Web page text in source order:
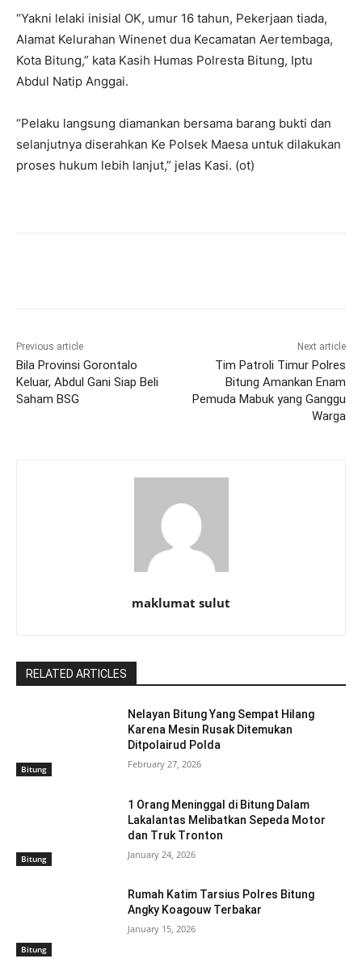
“Yakni lelaki inisial OK, umur 16 tahun, Pekerjaan tiada,
Alamat Kelurahan Winenet dua Kecamatan Aertembaga,
Kota Bitung,” kata Kasih Humas Polresta Bitung, Iptu
Abdul Natip Anggai.
“Pelaku langsung diamankan bersama barang bukti dan
selanjutnya diserahkan Ke Polsek Maesa untuk dilakukan
proses hukum lebih lanjut,” jelas Kasi. (ot)
Previous article
Bila Provinsi Gorontalo
Keluar, Abdul Gani Siap Beli
Saham BSG
Next article
Tim Patroli Timur Polres
Bitung Amankan Enam
Pemuda Mabuk yang Ganggu
Warga
maklumat sulut
RELATED ARTICLES
Bitung
Nelayan Bitung Yang Sempat Hilang
Karena Mesin Rusak Ditemukan
Ditpolairud Polda
February 27, 2026
Bitung
1 Orang Meninggal di Bitung Dalam
Lakalantas Melibatkan Sepeda Motor
dan Truk Tronton
January 24, 2026
Bitung
Rumah Katim Tarsius Polres Bitung
Angky Koagouw Terbakar
January 15, 2026